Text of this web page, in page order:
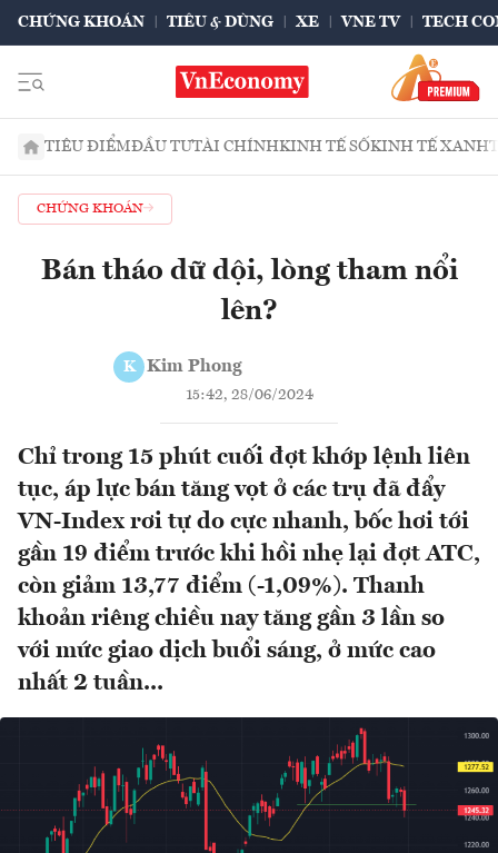
CHỨNG KHOÁN TIÊU & DÙNG XE VNE TV TECH
TIÊU ĐIỂMĐẦU TƯTÀI CHÍNHKINH TẾ SỐKINH TẾ XANH
CHỨNG KHOÁN
Bán tháo dữ dội, lòng tham nổi
lên?
K Kim Phong
15:42, 28/06/2024
Chỉ trong 15 phút cuối đợt khớp lệnh liên
tục, áp lực bán tăng vọt ở các trụ đã đẩy
VN-Index rơi tự do cực nhanh, bốc hơi tới
gần 19 điểm trước khi hồi nhẹ lại đợt ATC,
còn giảm 13,77 điểm (-1,09%). Thanh
khoản riêng chiều nay tăng gần 3 lần so
với mức giao dịch buổi sáng, ở mức cao
nhất 2 tuần...